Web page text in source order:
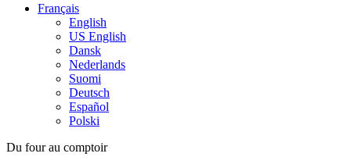
Français
English
US English
Dansk
Nederlands
Suomi
Deutsch
Español
Polski
Du four au comptoir